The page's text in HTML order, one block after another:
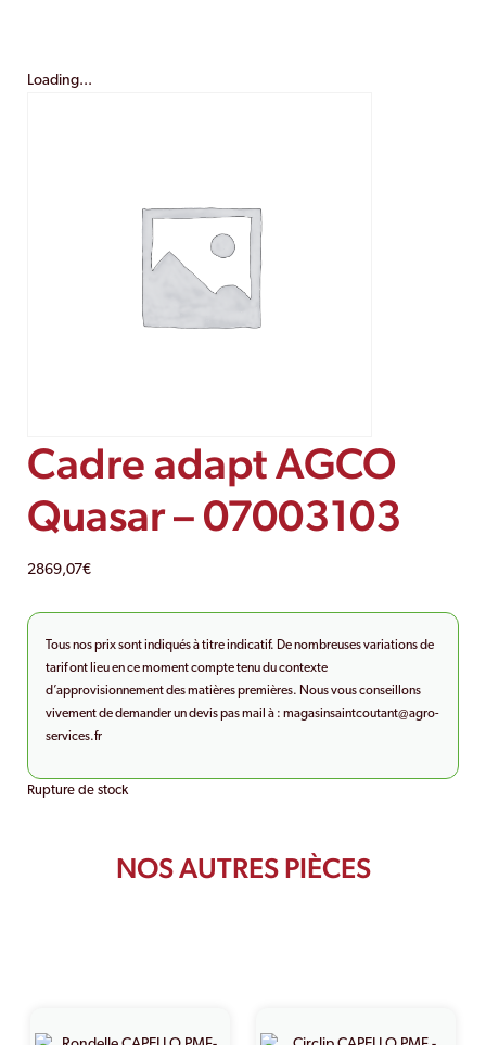
Loading...
Cadre adapt AGCO
Quasar – 07003103
2869,07€
Tous nos prix sont indiqués à titre indicatif. De nombreuses variations de
tarif ont lieu en ce moment compte tenu du contexte
d’approvisionnement des matières premières. Nous vous conseillons
vivement de demander un devis pas mail à : magasinsaintcoutant@agro-
services.fr
Rupture de stock
NOS AUTRES PIÈCES